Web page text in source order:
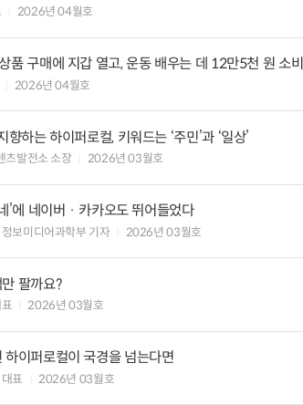
2026년 04월호
품 구매에 지갑 열고, 운동 배우는 데 12만5천 원 소비
2026년 04월호
향하는 하이퍼로컬, 키워드는 ‘주민’과 ‘일상’
츠발전소 소장 2026년 03월호
’에 네이버 · 카카오도 뛰어들었다
보미디어과학부 기자 2026년 03월호
팔까요?
2026년 03월호
하이퍼로컬이 국경을 넘는다면
표 2026년 03월호